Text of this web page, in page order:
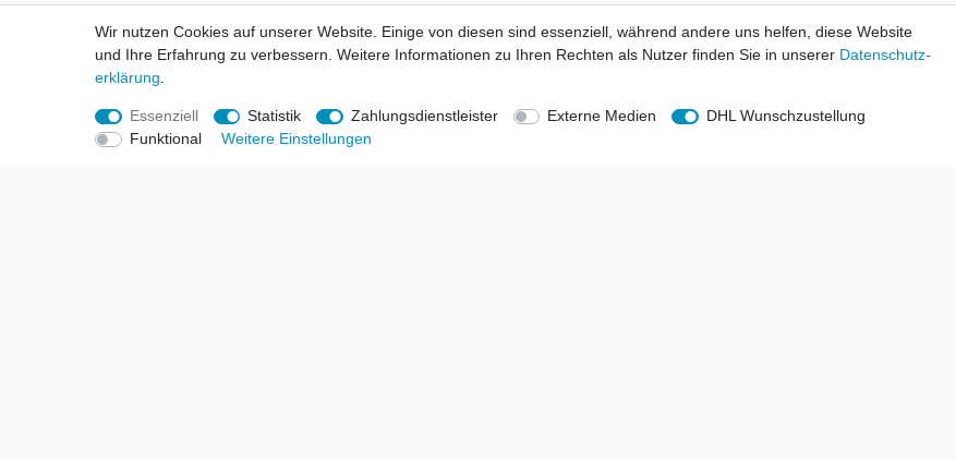
Informationen
Neukunden / New Accounts
Zahlung
Versandkosten
Entsorgungs- & Umweltbestimmungen
Größentabellen
Informationen
Händlerbund - rechtssicher verkaufen
Produkt-Kataloge
Über uns
Wir versenden mit
Wir nutzen Cookies auf unserer Website. Einige von diesen sind essenziell, während andere uns helfen, diese Website
und Ihre Erfahrung zu verbessern. Weitere Informationen zu Ihren Rechten als Nutzer finden Sie in unserer Daten­schutz­
erklärung
Essenziell Statistik Zahlungsdienstleister Externe Medien
DHL Wunschzustellung
Funktional
Weitere Einstellungen